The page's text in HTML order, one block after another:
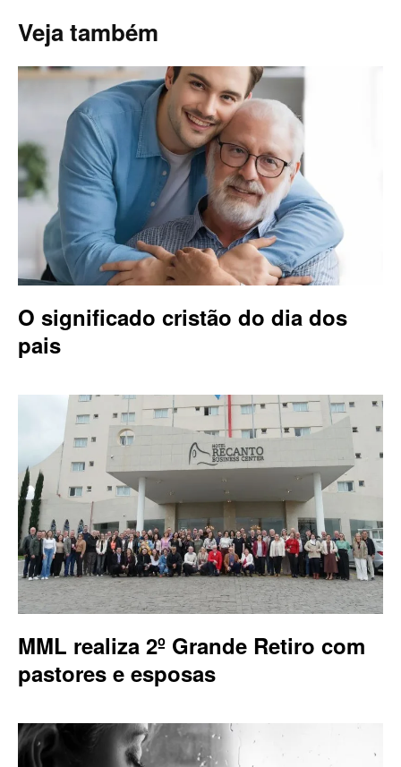
Veja também
O significado cristão do dia dos
pais
MML realiza 2º Grande Retiro com
pastores e esposas